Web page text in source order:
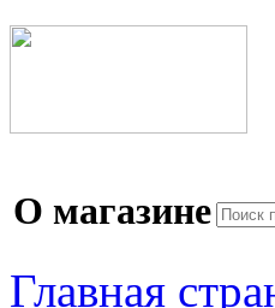
О магазине
Главная